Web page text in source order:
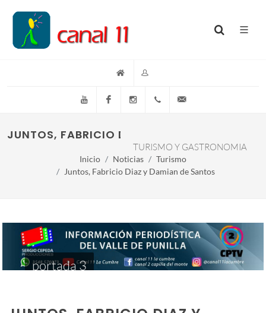
YouTube FacebookInstagram(+54)(9)3548-576073
JUNTOS, FABRICIO DIAZ Y DAMIAN DE
TURISMO Y GASTRONOMIA
Inicio Noticias
Turismo
Juntos, Fabricio Diaz y Damian de Santos
portada 3